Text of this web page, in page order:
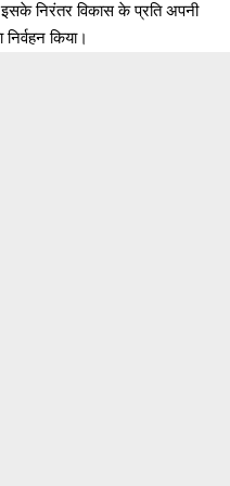
निरंतर विकास के प्रति अपनी
किया।